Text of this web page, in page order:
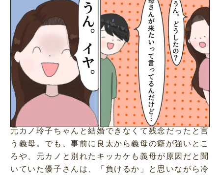
元カノ玲子ちゃんと結婚できなくて残念だったと言
う義母。でも、事前に良太から義母の癖が強いとこ
ろや、元カノと別れたキッカケも義母が原因だと聞
いていた優子さんは、「負けるか」と思いながら冷